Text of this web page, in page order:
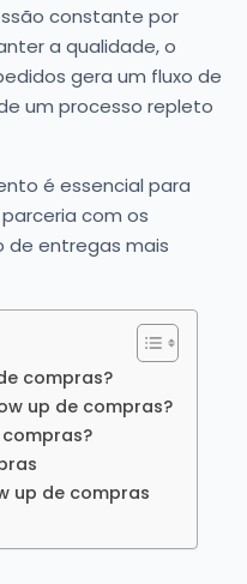
constante por
a qualidade, o
gera um fluxo de
um processo repleto
é essencial para
com os
de entregas mais
compras?
up de compras?
up de compras